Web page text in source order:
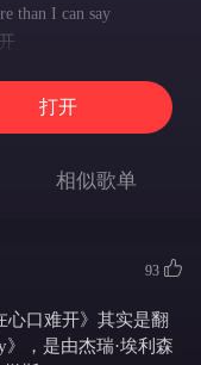
than I can say
say
say
so ?
要你 ?
打开
相似歌单
93
心口难开》其实是翻
》，是由杰瑞·埃利森